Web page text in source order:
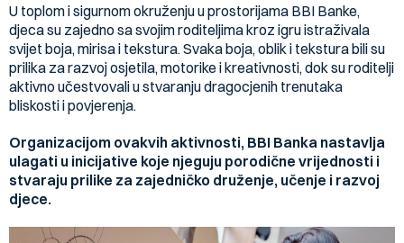
U toplom i sigurnom okruženju u prostorijama BBI Banke,
djeca su zajedno sa svojim roditeljima kroz igru istraživala
svijet boja, mirisa i tekstura. Svaka boja, oblik i tekstura bili su
prilika za razvoj osjetila, motorike i kreativnosti, dok su roditelji
aktivno učestvovali u stvaranju dragocjenih trenutaka
bliskosti i povjerenja.
Organizacijom ovakvih aktivnosti, BBI Banka nastavlja
ulagati u inicijative koje njeguju porodične vrijednosti i
stvaraju prilike za zajedničko druženje, učenje i razvoj
djece.